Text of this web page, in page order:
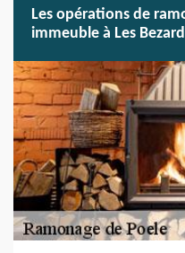
Les opérations de
immeuble à Les